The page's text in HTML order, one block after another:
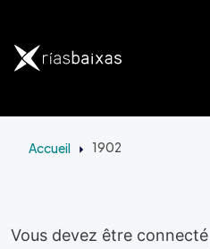
Accueil 1902
Vous devez être